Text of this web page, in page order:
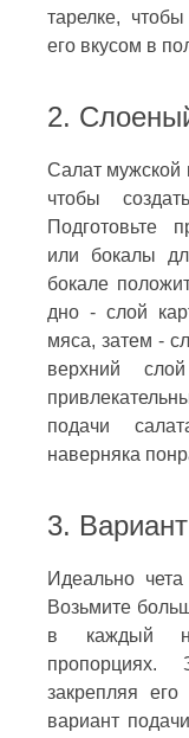
тарелке,
его вкусом в
2.
Салат мужской
чтобы
Подготовьте
или бокалы
бокале
дно - слой
мяса, затем -
верхний
подачи
наверняка
3.
Идеально
Возьмите
в каждый
пропорциях.
закрепляя
вариант